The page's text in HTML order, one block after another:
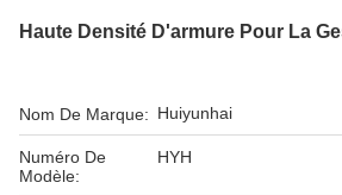
Haute Densité D'armure Pour La
Nom De Marque: Huiyunhai
Numéro De
Modèle:
HYH